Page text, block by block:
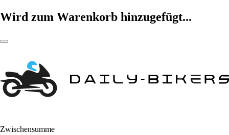
Wird zum Warenkorb hinzugefügt...
Zwischensumme